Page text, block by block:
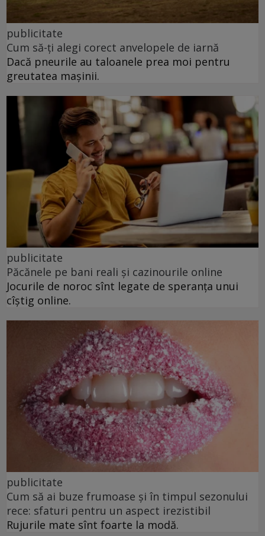
publicitate
Cum să-ți alegi corect anvelopele de iarnă
Dacă pneurile au taloanele prea moi pentru
greutatea mașinii.
publicitate
Păcănele pe bani reali și cazinourile online
Jocurile de noroc sînt legate de speranța unui
cîștig online.
publicitate
Cum să ai buze frumoase şi în timpul sezonului
rece: sfaturi pentru un aspect irezistibil
Rujurile mate sînt foarte la modă.